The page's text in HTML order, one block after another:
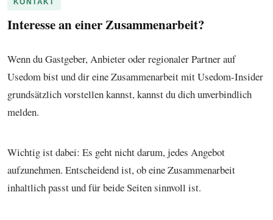
KONTAKT
Interesse an einer Zusammenarbeit?
Wenn du Gastgeber, Anbieter oder regionaler Partner auf
Usedom bist und dir eine Zusammenarbeit mit Usedom-Insider
grundsätzlich vorstellen kannst, kannst du dich unverbindlich
melden.
Wichtig ist dabei: Es geht nicht darum, jedes Angebot
aufzunehmen. Entscheidend ist, ob eine Zusammenarbeit
inhaltlich passt und für beide Seiten sinnvoll ist.